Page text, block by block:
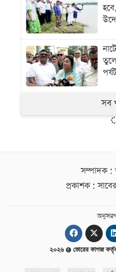
সব
সম্পাদক :
প্রকাশক :
২০২৬ ভোরের কাগজ কর্তৃক